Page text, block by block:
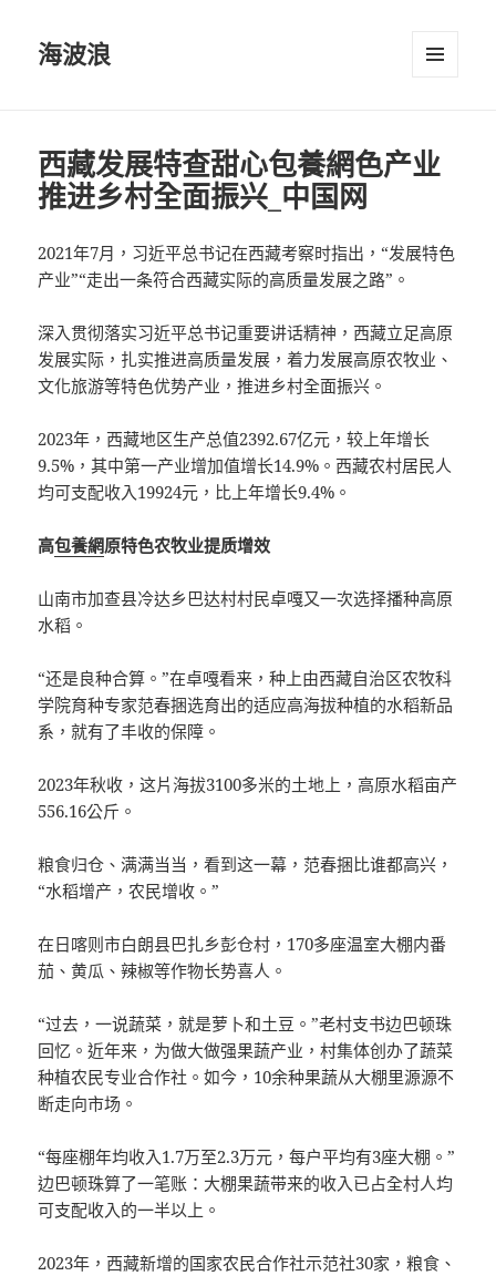
海波浪
西藏发展特查甜心包養網色产业
推进乡村全面振兴_中国网
2021年7月，习近平总书记在西藏考察时指出，“发展特色
产业”“走出一条符合西藏实际的高质量发展之路”。
深入贯彻落实习近平总书记重要讲话精神，西藏立足高原
发展实际，扎实推进高质量发展，着力发展高原农牧业、
文化旅游等特色优势产业，推进乡村全面振兴。
2023年，西藏地区生产总值2392.67亿元，较上年增长
9.5%，其中第一产业增加值增长14.9%。西藏农村居民人
均可支配收入19924元，比上年增长9.4%。
高包養網原特色农牧业提质增效
山南市加查县冷达乡巴达村村民卓嘎又一次选择播种高原
水稻。
“还是良种合算。”在卓嘎看来，种上由西藏自治区农牧科
学院育种专家范春捆选育出的适应高海拔种植的水稻新品
系，就有了丰收的保障。
2023年秋收，这片海拔3100多米的土地上，高原水稻亩产
556.16公斤。
粮食归仓、满满当当，看到这一幕，范春捆比谁都高兴，
“水稻增产，农民增收。”
在日喀则市白朗县巴扎乡彭仓村，170多座温室大棚内番
茄、黄瓜、辣椒等作物长势喜人。
“过去，一说蔬菜，就是萝卜和土豆。”老村支书边巴顿珠
回忆。近年来，为做大做强果蔬产业，村集体创办了蔬菜
种植农民专业合作社。如今，10余种果蔬从大棚里源源不
断走向市场。
“每座棚年均收入1.7万至2.3万元，每户平均有3座大棚。”
边巴顿珠算了一笔账：大棚果蔬带来的收入已占全村人均
可支配收入的一半以上。
2023年，西藏新增的国家农民合作社示范社30家，粮食、